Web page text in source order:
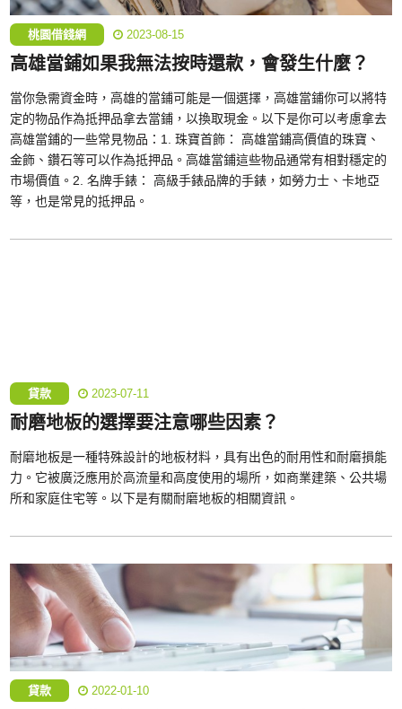
桃園借錢網 2023-08-15
高雄當鋪如果我無法按時還款，會發生什麼？
當你急需資金時，高雄的當鋪可能是一個選擇，高雄當鋪你可以將特
定的物品作為抵押品拿去當鋪，以換取現金。以下是你可以考慮拿去
高雄當鋪的一些常見物品：1. 珠寶首飾： 高雄當鋪高價值的珠寶、
金飾、鑽石等可以作為抵押品。高雄當鋪這些物品通常有相對穩定的
市場價值。2. 名牌手錶： 高級手錶品牌的手錶，如勞力士、卡地亞
等，也是常見的抵押品。
貸款 2023-07-11
耐磨地板的選擇要注意哪些因素？
耐磨地板是一種特殊設計的地板材料，具有出色的耐用性和耐磨損能
力。它被廣泛應用於高流量和高度使用的場所，如商業建築、公共場
所和家庭住宅等。以下是有關耐磨地板的相關資訊。
貸款 2022-01-10